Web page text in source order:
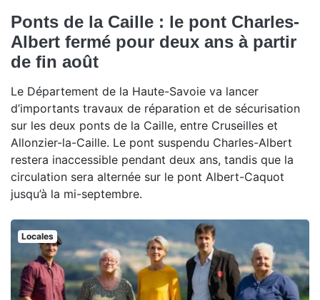
Ponts de la Caille : le pont Charles-
Albert fermé pour deux ans à partir
de fin août
Le Département de la Haute-Savoie va lancer
d’importants travaux de réparation et de sécurisation
sur les deux ponts de la Caille, entre Cruseilles et
Allonzier-la-Caille. Le pont suspendu Charles-Albert
restera inaccessible pendant deux ans, tandis que la
circulation sera alternée sur le pont Albert-Caquot
jusqu’à la mi-septembre.
Locales